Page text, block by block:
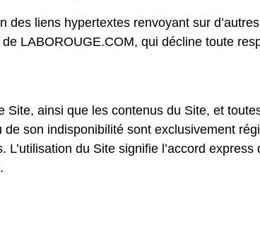
des liens hypertextes renvoyant sur
LABOROUGE.COM, qui décline toute
Site, ainsi que les contenus du Site, et
son indisponibilité sont exclusivement
du Site signifie l’accord express